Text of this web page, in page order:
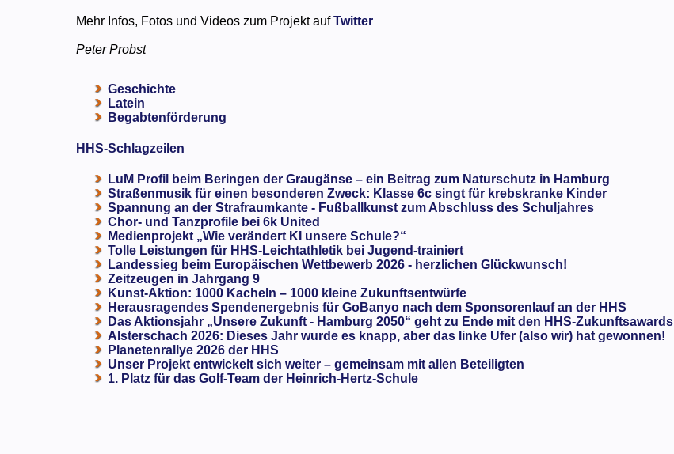
Mehr Infos, Fotos und Videos zum Projekt aufTwitter
Peter Probst
Geschichte
Latein
Begabtenförderung
HHS-Schlagzeilen
LuM Profil beim Beringen der Graugänse – ein Beitrag zum Naturschutz in Hamburg
Straßenmusik für einen besonderen Zweck: Klasse 6c singt für krebskranke Kinder
Spannung an der Strafraumkante - Fußballkunst zum Abschluss des Schuljahres
Chor- und Tanzprofile bei 6k United
Medienprojekt „Wie verändert KI unsere Schule?“
Tolle Leistungen für HHS-Leichtathletik bei Jugend-trainiert
Landessieg beim Europäischen Wettbewerb 2026 - herzlichen Glückwunsch!
Zeitzeugen in Jahrgang 9
Kunst-Aktion: 1000 Kacheln – 1000 kleine Zukunftsentwürfe
Herausragendes Spendenergebnis für GoBanyo nach dem Sponsorenlauf an der HHS
Das Aktionsjahr „Unsere Zukunft - Hamburg 2050“ geht zu Ende mit den HHS-Zukunftsawards
Alsterschach 2026: Dieses Jahr wurde es knapp, aber das linke Ufer (also wir) hat gewonnen!
Planetenrallye 2026 der HHS
Unser Projekt entwickelt sich weiter – gemeinsam mit allen Beteiligten
1. Platz für das Golf-Team der Heinrich-Hertz-Schule